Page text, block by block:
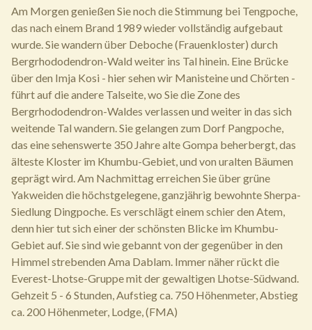
Am Morgen genießen Sie noch die Stimmung bei Tengpoche,
das nach einem Brand 1989 wieder vollständig aufgebaut
wurde. Sie wandern über Deboche (Frauenkloster) durch
Bergrhododendron-Wald weiter ins Tal hinein. Eine Brücke
über den Imja Kosi - hier sehen wir Manisteine und Chörten -
führt auf die andere Talseite, wo Sie die Zone des
Bergrhododendron-Waldes verlassen und weiter in das sich
weitende Tal wandern. Sie gelangen zum Dorf Pangpoche,
das eine sehenswerte 350 Jahre alte Gompa beherbergt, das
älteste Kloster im Khumbu-Gebiet, und von uralten Bäumen
geprägt wird. Am Nachmittag erreichen Sie über grüne
Yakweiden die höchstgelegene, ganzjährig bewohnte Sherpa-
Siedlung Dingpoche. Es verschlägt einem schier den Atem,
denn hier tut sich einer der schönsten Blicke im Khumbu-
Gebiet auf. Sie sind wie gebannt von der gegenüber in den
Himmel strebenden Ama Dablam. Immer näher rückt die
Everest-Lhotse-Gruppe mit der gewaltigen Lhotse-Südwand.
Gehzeit 5 - 6 Stunden, Aufstieg ca. 750 Höhenmeter, Abstieg
ca. 200 Höhenmeter, Lodge, (FMA)